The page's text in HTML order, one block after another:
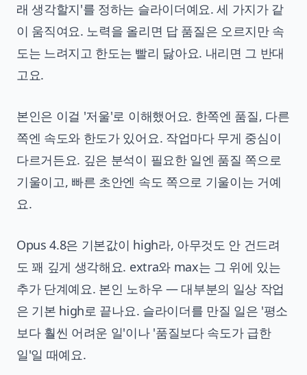
래 생각할지'를 정하는 슬라이더예요. 세 가지가 같
이 움직여요. 노력을 올리면 답 품질은 오르지만 속
도는 느려지고 한도는 빨리 닳아요. 내리면 그 반대
고요.
본인은 이걸 '저울'로 이해했어요. 한쪽엔 품질, 다른
쪽엔 속도와 한도가 있어요. 작업마다 무게 중심이
다르거든요. 깊은 분석이 필요한 일엔 품질 쪽으로
기울이고, 빠른 초안엔 속도 쪽으로 기울이는 거예
요.
Opus 4.8은 기본값이 high라, 아무것도 안 건드려
도 꽤 깊게 생각해요. extra와 max는 그 위에 있는
추가 단계예요. 본인 노하우 — 대부분의 일상 작업
은 기본 high로 끝나요. 슬라이더를 만질 일은 '평소
보다 훨씬 어려운 일'이나 '품질보다 속도가 급한
일'일 때예요.